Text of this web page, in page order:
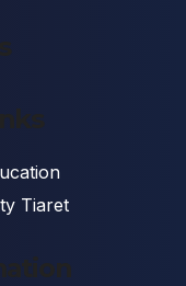
Tiaret